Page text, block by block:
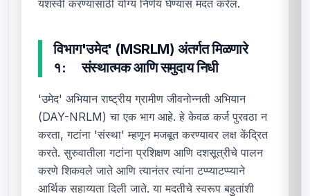
यशस्वी करण्यासाठी योग्य निर्णय घेण्यास मदत करेल.
विभाग
१:
'उमेद' (MSRLM) अंतर्गत मिळणारे
संस्थात्मक आणि समुदाय निधी
'उमेद' अभियान राष्ट्रीय ग्रामीण जीवनोन्नती अभियान
(DAY-NRLM) चा एक भाग आहे. हे केवळ कर्ज पुरवठा न
करता, गटांना 'संस्था' म्हणून मजबूत करण्यावर लक्ष केंद्रित
करते. सुरुवातीला गटांना प्रशिक्षण आणि दशसूत्रीचे पालन
करणे शिकवले जाते आणि त्यानंतर त्यांना टप्प्याटप्प्याने
आर्थिक सहाय्यता दिली जाते. या मदतीचे स्वरूप बहुतांशी